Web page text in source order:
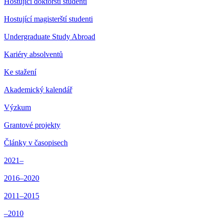
Hostující magisterští studenti
Undergraduate Study Abroad
Kariéry absolventů
Ke stažení
Akademický kalendář
Výzkum
Grantové projekty
Články v časopisech
2021–
2016–2020
2011–2015
–2010